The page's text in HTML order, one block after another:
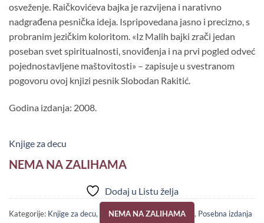
osveženje. Raičkovićeva bajka je razvijena i narativno
nadgrađena pesnička ideja. Ispripovedana jasno i precizno, s
probranim jezičkim koloritom. «Iz Malih bajki zrači jedan
poseban svet spiritualnosti, snoviđenja i na prvi pogled odveć
pojednostavljene maštovitosti» – zapisuje u svestranom
pogovoru ovoj knjizi pesnik Slobodan Rakitić.
Godina izdanja: 2008.
Knjige za decu
NEMA NA ZALIHAMA
Dodaj u Listu želja
Kategorije: Knjige za decu, NEMA NA ZALIHAMA , Posebna izdanja